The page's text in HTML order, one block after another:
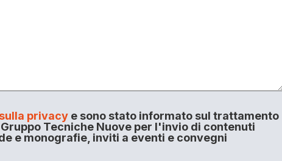
privacye sono stato informato sul trattamento
Tecniche Nuove per l'invio di contenuti
e monografie, inviti a eventi e convegni